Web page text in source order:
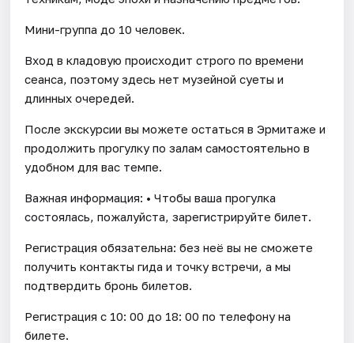
Мини-группа до 10 человек.
Вход в кладовую происходит строго по времени
сеанса, поэтому здесь нет музейной суеты и
длинных очередей.
После экскурсии вы можете остаться в Эрмитаже и
продолжить прогулку по залам самостоятельно в
удобном для вас темпе.
Важная информация: • Чтобы ваша прогулка
состоялась, пожалуйста, зарегистрируйте билет.
Регистрация обязательна: без неё вы не сможете
получить контакты гида и точку встречи, а мы
подтвердить бронь билетов.
Регистрация с 10: 00 до 18: 00 по телефону на
билете.